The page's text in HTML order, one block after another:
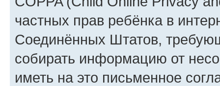
частных прав ребёнка в
Соединённых Штатов,
собирать информацию от
иметь на это письменное